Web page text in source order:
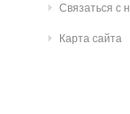
Связаться с
Карта сайта